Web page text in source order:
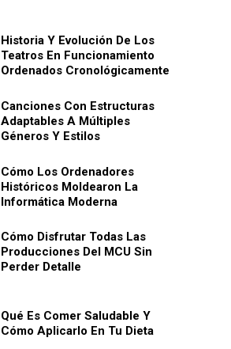
Historia Y Evolución De Los
Teatros En Funcionamiento
Ordenados Cronológicamente
Canciones Con Estructuras
Adaptables A Múltiples
Géneros Y Estilos
Cómo Los Ordenadores
Históricos Moldearon La
Informática Moderna
Cómo Disfrutar Todas Las
Producciones Del MCU Sin
Perder Detalle
Qué Es Comer Saludable Y
Cómo Aplicarlo En Tu Dieta